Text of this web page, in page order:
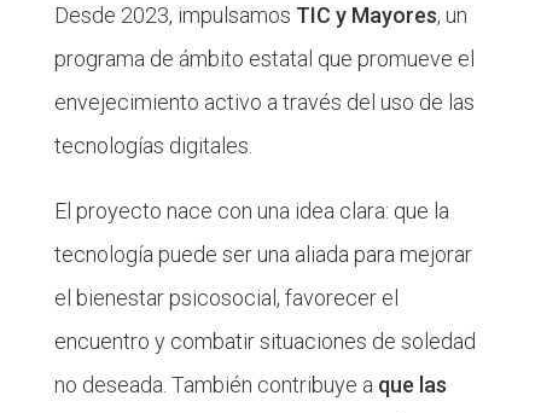
Desde 2023, impulsamos TIC y Mayores, un
programa de ámbito estatal que promueve el
envejecimiento activo a través del uso de las
tecnologías digitales.
El proyecto nace con una idea clara: que la
tecnología puede ser una aliada para mejorar
el bienestar psicosocial, favorecer el
encuentro y combatir situaciones de soledad
no deseada. También contribuye a que las